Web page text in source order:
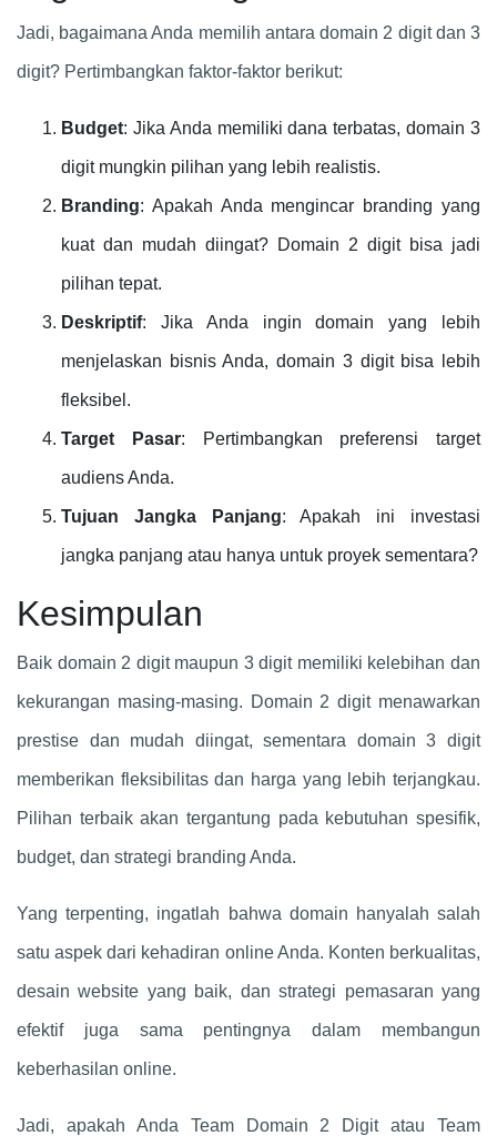
Jadi, bagaimana Anda memilih antara domain 2 digit dan 3
digit? Pertimbangkan faktor-faktor berikut:
Budget: Jika Anda memiliki dana terbatas, domain 3
digit mungkin pilihan yang lebih realistis.
Branding: Apakah Anda mengincar branding yang
kuat dan mudah diingat? Domain 2 digit bisa jadi
pilihan tepat.
Deskriptif: Jika Anda ingin domain yang lebih
menjelaskan bisnis Anda, domain 3 digit bisa lebih
fleksibel.
Target Pasar: Pertimbangkan preferensi target
audiens Anda.
Tujuan Jangka Panjang: Apakah ini investasi
jangka panjang atau hanya untuk proyek sementara?
Kesimpulan
Baik domain 2 digit maupun 3 digit memiliki kelebihan dan
kekurangan masing-masing. Domain 2 digit menawarkan
prestise dan mudah diingat, sementara domain 3 digit
memberikan fleksibilitas dan harga yang lebih terjangkau.
Pilihan terbaik akan tergantung pada kebutuhan spesifik,
budget, dan strategi branding Anda.
Yang terpenting, ingatlah bahwa domain hanyalah salah
satu aspek dari kehadiran online Anda. Konten berkualitas,
desain website yang baik, dan strategi pemasaran yang
efektif juga sama pentingnya dalam membangun
keberhasilan online.
Jadi, apakah Anda Team Domain 2 Digit atau Team